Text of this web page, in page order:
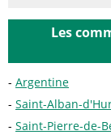
Les
Argentine
Saint-Alban-
Saint-Pierre-de-